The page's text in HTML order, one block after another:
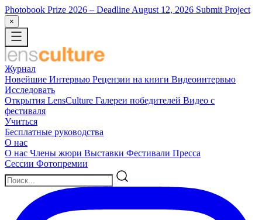
Photobook Prize 2026 – Deadline August 12, 2026 Submit Project
×
Журнал
Новейшие Интервью Рецензии на книги Видеоинтервью
Исследовать
Открытия LensCulture Галереи победителей Видео с
фестиваля
Учиться
Бесплатные руководства
О нас
О нас Члены жюри Выставки Фестивали Пресса
Сессии Фотопремии